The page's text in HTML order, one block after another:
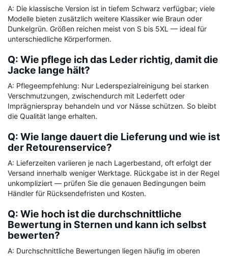
A: Die klassische Version ist in tiefem Schwarz verfügbar; viele
Modelle bieten zusätzlich weitere Klassiker wie Braun oder
Dunkelgrün. Größen reichen meist von S bis 5XL — ideal für
unterschiedliche Körperformen.
Q: Wie pflege ich das Leder richtig, damit die
Jacke lange hält?
A: Pflegeempfehlung: Nur Lederspezialreinigung bei starken
Verschmutzungen, zwischendurch mit Lederfett oder
Imprägnierspray behandeln und vor Nässe schützen. So bleibt
die Qualität lange erhalten.
Q: Wie lange dauert die Lieferung und wie ist
der Retourenservice?
A: Lieferzeiten variieren je nach Lagerbestand, oft erfolgt der
Versand innerhalb weniger Werktage. Rückgabe ist in der Regel
unkompliziert — prüfen Sie die genauen Bedingungen beim
Händler für Rücksendefristen und Kosten.
Q: Wie hoch ist die durchschnittliche
Bewertung in Sternen und kann ich selbst
bewerten?
A: Durchschnittliche Bewertungen liegen häufig im oberen